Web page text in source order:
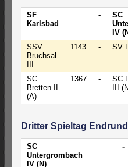
SF
Karlsbad
-
SC
IV
SSV
Bruchsal
1143 - SV
SC
Bretten II
(A)
1367 -
SC
III
Dritter Spieltag
SC
Untergrombach
IV (N)
-